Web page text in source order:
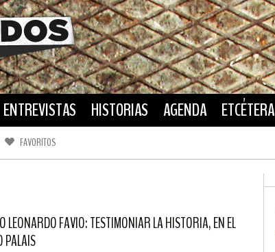
ENTREVISTAS HISTORIAS AGENDA ETCÉTERA
FAVORITOS
LEONARDO FAVIO: TESTIMONIAR LA HISTORIA, EN EL
PALAIS